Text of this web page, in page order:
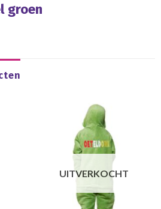
groen
UITVERKOCHT